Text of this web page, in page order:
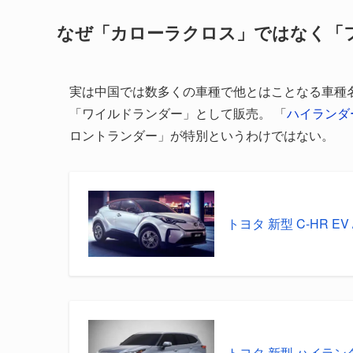
なぜ「カローラクロス」ではなく「
実は中国では数多くの車種で他とはことなる車種
「ワイルドランダー」として販売。 「ハイランダ
ロントランダー」が特別というわけではない。
トヨタ 新型 C-HR